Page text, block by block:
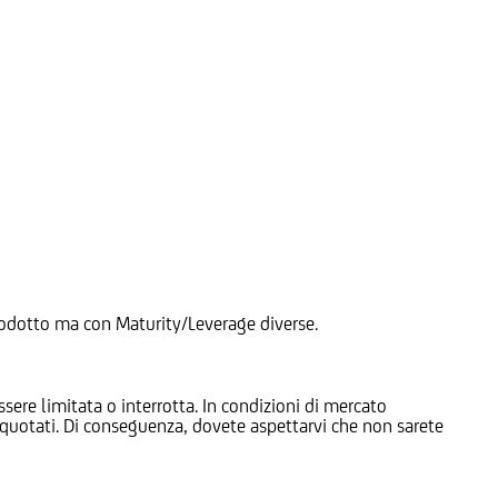
ma con Maturity/Leverage diverse.
limitata o interrotta. In condizioni di mercato
Di conseguenza, dovete aspettarvi che non sarete